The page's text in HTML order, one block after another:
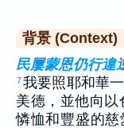
背景 (Context)
民屢蒙恩仍行違
7我要照耶和華
美德，並他向
憐恤和豐盛的慈